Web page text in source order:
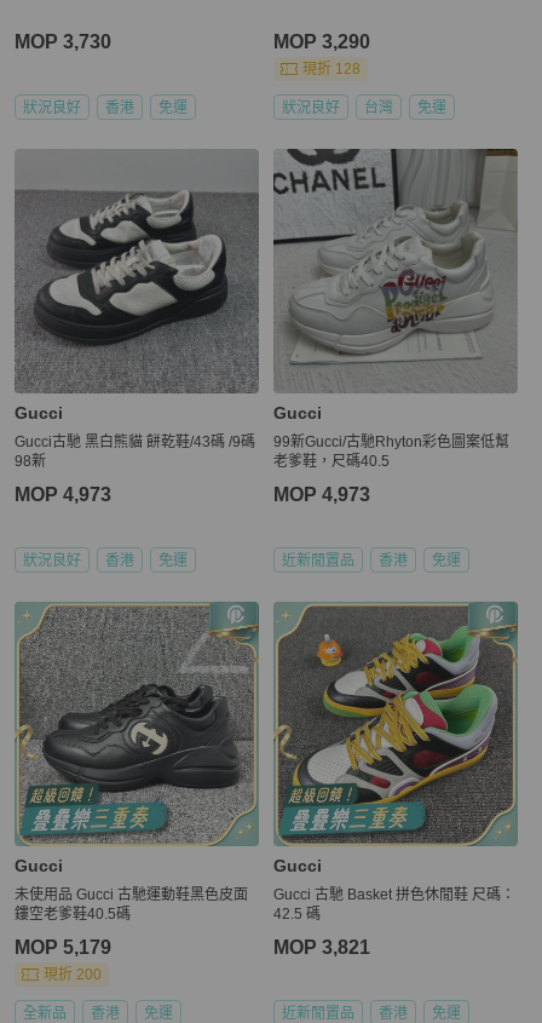
MOP 3,730
狀況良好 香港 免運
MOP 3,290
現折 128
狀況良好 台灣 免運
Gucci
Gucci古馳 黑白熊貓 餅乾鞋/43碼 /9碼
98新
MOP 4,973
狀況良好 香港 免運
Gucci
99新Gucci/古馳Rhyton彩色圖案低幫
老爹鞋，尺碼40.5
MOP 4,973
近新閒置品 香港 免運
Gucci
未使用品 Gucci 古馳運動鞋黑色皮面
鏤空老爹鞋40.5碼
MOP 5,179
現折 200
全新品 香港 免運
Gucci
Gucci 古馳 Basket 拼色休閒鞋 尺碼：
42.5 碼
MOP 3,821
近新閒置品 香港 免運